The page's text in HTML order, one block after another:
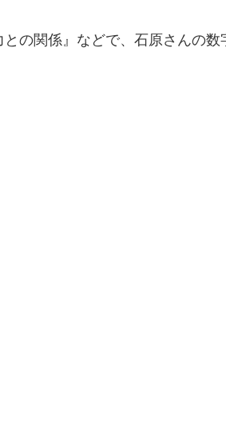
の関係』などで、石原さんの数